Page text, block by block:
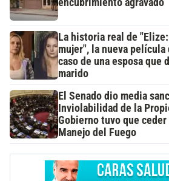
encubrimiento agravado
La historia real de
mujer", la nueva película
caso de una esposa que
marido
El Senado dio media
Inviolabilidad de la
Gobierno tuvo que ceder
Manejo del Fuego